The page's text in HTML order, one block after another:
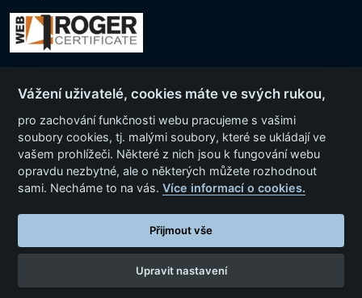
Menu
Kategorie produktů
Vážení uživatelé, cookies máte ve svých rukou,
pro zachování funkčnosti webu pracujeme s vašimi
soubory cookies, tj. malými soubory, které se ukládají ve
vašem prohlížeči. Některé z nich jsou k fungování webu
opravdu nezbytné, ale o některých můžete rozhodnout
sami. Necháme to na vás.Více informací o cookies.
Přijmout vše
Upravit nastavení